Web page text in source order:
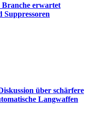
Branche erwartet
über schärfere
Langwaffen